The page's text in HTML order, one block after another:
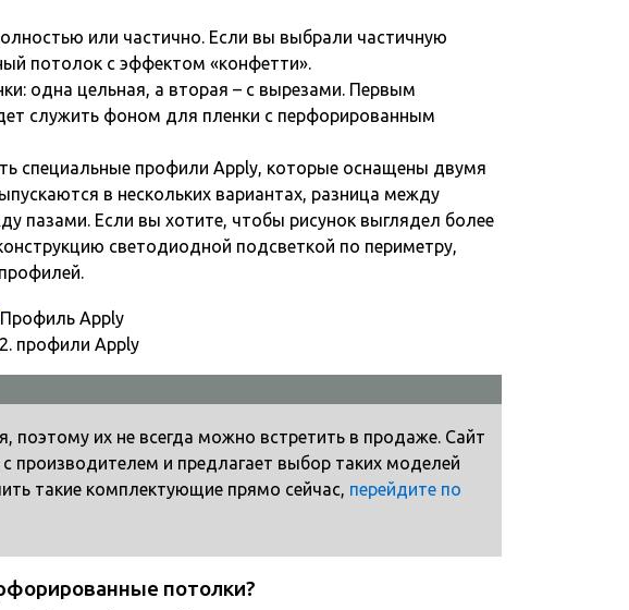
или частично. Если вы выбрали частичную
потолок с эффектом «конфетти».
одна цельная, а вторая – с вырезами. Первым
служить фоном для пленки с перфорированным
специальные профили Apply, которые оснащены двумя
в нескольких вариантах, разница между
пазами. Если вы хотите, чтобы рисунок выглядел более
светодиодной подсветкой по периметру,
профили Apply
поэтому их не всегда можно встретить в продаже. Сайт
производителем и предлагает выбор таких моделей
такие комплектующие прямо сейчас, перейдите по
потолки?